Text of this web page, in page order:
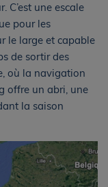
C’est une escale
pour les
le large et capable
de sortir des
où la navigation
offre un abri, une
la saison